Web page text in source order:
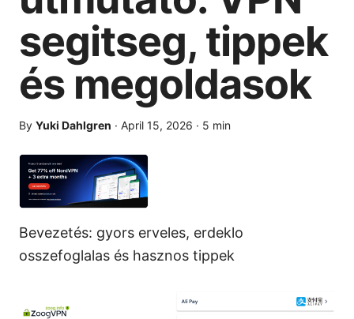
segitseg, tippek
és megoldasok
By Yuki Dahlgren · April 15, 2026 · 5 min
Bevezetés: gyors erveles, erdeklo
osszefoglalas és hasznos tippek